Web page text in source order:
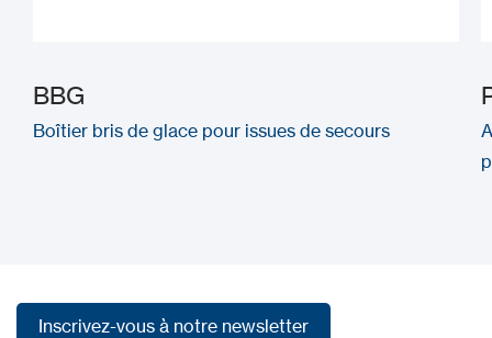
BBG
Boîtier bris de glace pour issues de secours
Inscrivez-vous à notre newsletter